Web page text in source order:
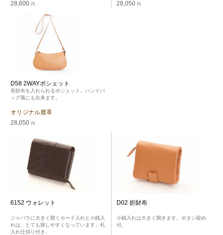
28,600 円
28,050 円
D58 2WAYポシェット
長財布を入れられるポシェット。ハンドバ
ッグ風にも出来ます。
オリジナル鹿革
28,050 円
6152 ウォレット
ジャバラに大きく開くカード入れと小銭入
れは、とても探しやすくなっています。札
入れ仕切り付き。
D02 折財布
小銭入れは大きく開きます。ボタン留め
付。